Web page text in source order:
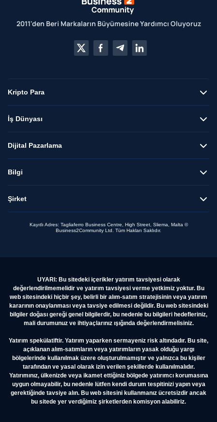
2011'den Beri Markaların Büyümesine Yardımcı Oluyoruz
Kripto Para
İş Dünyası
Dijital Pazarlama
Bilgi
Şirket
Kayıtlı Adres: Tagliaferro Business Centre, High Street, Sliema, Malta ©
Business2Community Ltd. Tüm Hakları Saklıdır.
UYARI: Bu sitedeki içerikler yatırım tavsiyesi olarak
değerlendirilmemelidir ve yatırım tavsiyesi verme yetkimiz yoktur. Bu
web sitesindeki hiçbir şey, belirli bir alım-satım stratejisinin veya yatırım
kararının onaylanması veya tavsiye edilmesi değildir. Bu web sitesindeki
bilgiler doğası gereği genel bilgilerdir, bu nedenle bu bilgileri hedefleriniz,
mali durumunuz ve ihtiyaçlarınız ışığında değerlendirmelisiniz.
Yatırım spekülatiftir. Yatırım yaparken sermayeniz risk altındadır. Bu site,
açıklanan alım-satımların veya yatırımların yasak olduğu yargı
bölgelerinde kullanılmak üzere oluşturulmamıştır ve yalnızca bu kişiler
tarafından ve yasal olarak izin verilen şekillerde kullanılmalıdır.
Yatırımınız, ülkenizde veya ikamet ettiğiniz bölgede yatırımcı korumasına
uygun olmayabilir, bu nedenle lütfen kendi durum tespitinizi yapın veya
gerektiğinde tavsiye alın. Bu web sitesini kullanmanız ücretsizdir ancak
bu sitede yer verdiğimiz şirketlerden komisyon alabiliriz.